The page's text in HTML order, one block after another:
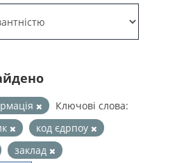
Ключові слова:
код єдрпоу
заклад